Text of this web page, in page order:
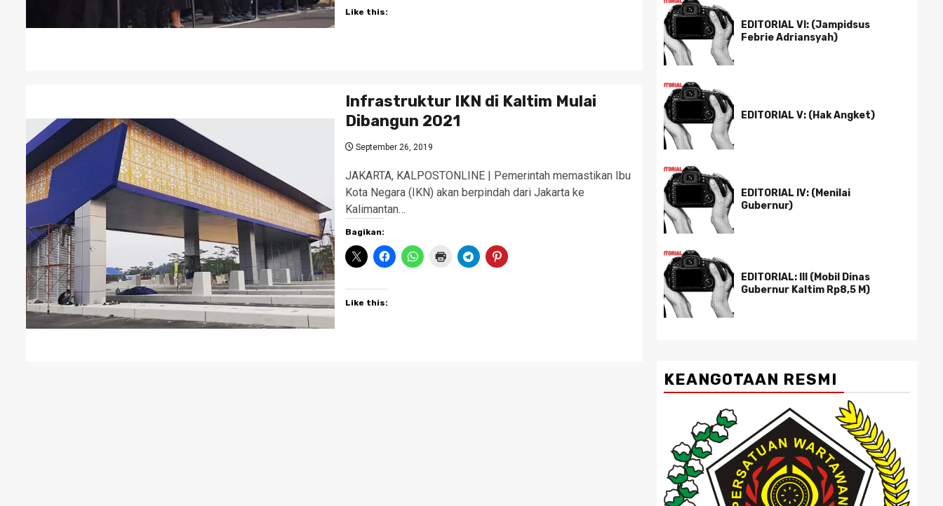
Like this:
Infrastruktur IKN di Kaltim Mulai
Dibangun 2021
September 26, 2019
JAKARTA, KALPOSTONLINE | Pemerintah memastikan Ibu
Kota Negara (IKN) akan berpindah dari Jakarta ke
Kalimantan…
Bagikan:
Like this:
EDITORIAL VI: (Jampidsus
Febrie Adriansyah)
EDITORIAL V: (Hak Angket)
EDITORIAL IV: (Menilai
Gubernur)
EDITORIAL: III (Mobil Dinas
Gubernur Kaltim Rp8,5 M)
KEANGOTAAN RESMI